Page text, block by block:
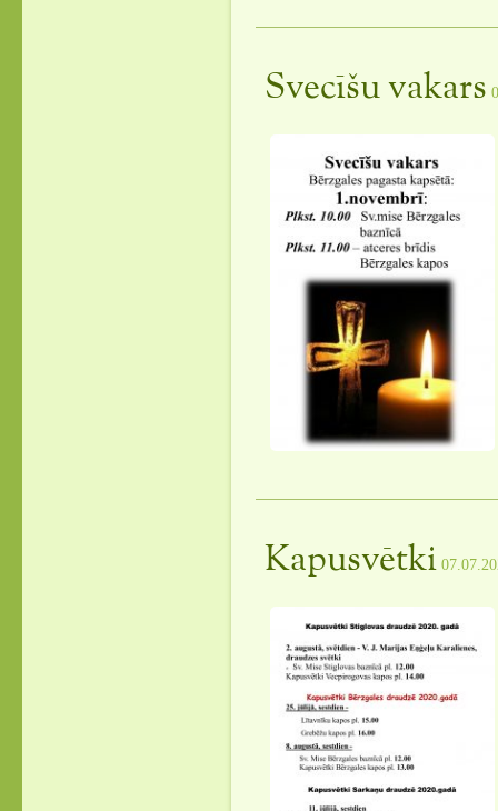
atjaunota
fasāde”
Svecīšu vakars
Kapusvētki